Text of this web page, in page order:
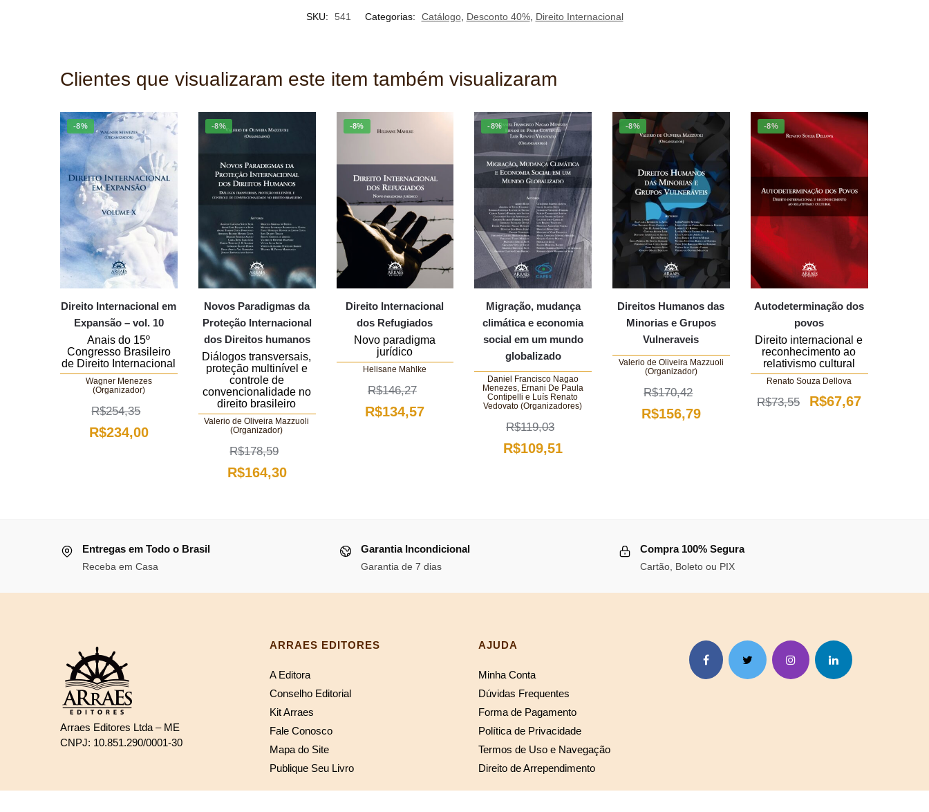
SKU: 541 Categorias: Catálogo, Desconto 40%, Direito Internacional
Clientes que visualizaram este item também visualizaram
-8%
Direito Internacional em
Expansão – vol. 10
Anais do 15º
Congresso Brasileiro
de Direito Internacional
Wagner Menezes
(Organizador)
R$254,35
O
R$234,00O
-8%
Novos Paradigmas da
Proteção Internacional
dos Direitos humanos
Diálogos transversais,
proteção multinível e
controle de
convencionalidade no
direito brasileiro
Valerio de Oliveira Mazzuoli
(Organizador)
R$178,59
O
R$164,30O
R$164,30.
-8%
Direito Internacional
dos Refugiados
Novo paradigma
jurídico
Helisane Mahlke
R$146,27
O
R$134,57O
-8%
Migração, mudança
climática e economia
social em um mundo
globalizado
Daniel Francisco Nagao
Menezes, Ernani De Paula
Contipelli e Luís Renato
Vedovato (Organizadores)
R$119,03
O
R$109,51
-8%
Direitos Humanos das
Minorias e Grupos
Vulneraveis
Valerio de Oliveira Mazzuoli
(Organizador)
R$170,42
O
R$156,79O
-8%
Autodeterminação dos
povos
Direito internacional e
reconhecimento ao
relativismo cultural
Renato Souza Dellova
R$73,55
O
R$67,67O
Entregas em Todo o Brasil
Receba em Casa
Garantia Incondicional
Garantia de 7 dias
Compra 100% Segura
Cartão, Boleto ou PIX
Arraes Editores Ltda – ME
CNPJ: 10.851.290/0001-30
ARRAES EDITORES
A Editora
Conselho Editorial
Kit Arraes
Fale Conosco
Mapa do Site
Publique Seu Livro
AJUDA
Minha Conta
Dúvidas Frequentes
Forma de Pagamento
Política de Privacidade
Termos de Uso e Navegação
Direito de Arrependimento